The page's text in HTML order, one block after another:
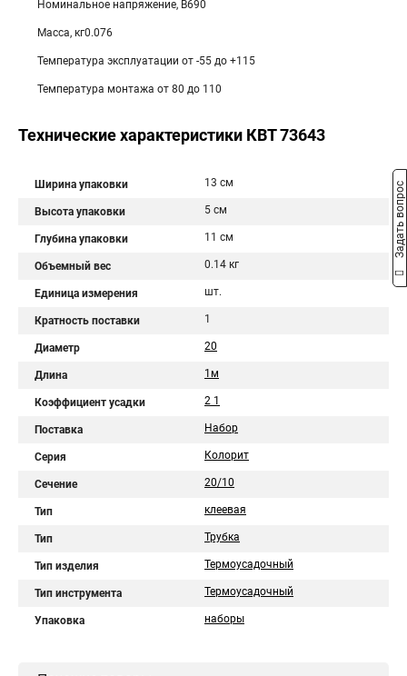
Номинальное напряжение, В690
Масса, кг0.076
Температура эксплуатации от -55 до +115
Температура монтажа от 80 до 110
Технические характеристики КВТ 73643
Ширина упаковки 13 см
Высота упаковки 5 см
Глубина упаковки 11 см
Объемный вес 0.14 кг
Единица измерения шт.
Кратность поставки 1
Диаметр 20
Длина 1м
Коэффициент усадки 2 1
Поставка Набор
Серия Колорит
Сечение 20/10
Тип клеевая
Тип Трубка
Тип изделия Термоусадочный
Тип инструмента Термоусадочный
Упаковка наборы
Задать вопрос